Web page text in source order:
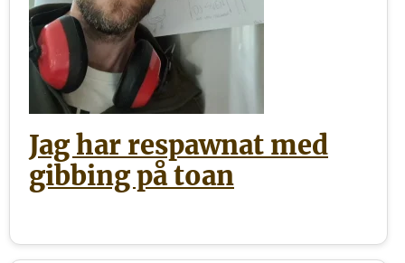
Jag har respawnat med
gibbing på toan